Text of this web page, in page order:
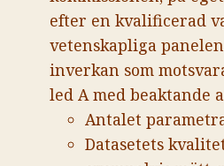
efter en kvalificerad
vetenskapliga
inverkan som
led A med beaktande
Antalet
Datasetets